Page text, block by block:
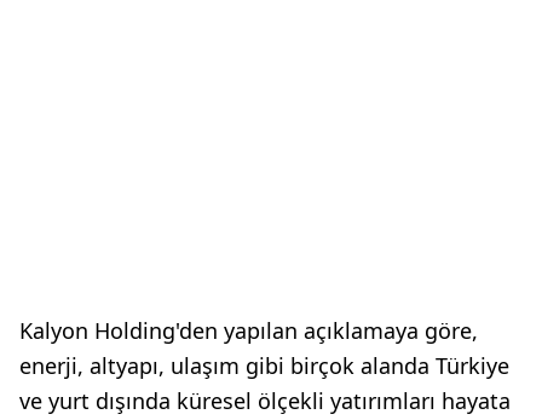
Kalyon Holding'den yapılan açıklamaya göre,
enerji, altyapı, ulaşım gibi birçok alanda Türkiye
ve yurt dışında küresel ölçekli yatırımları hayata